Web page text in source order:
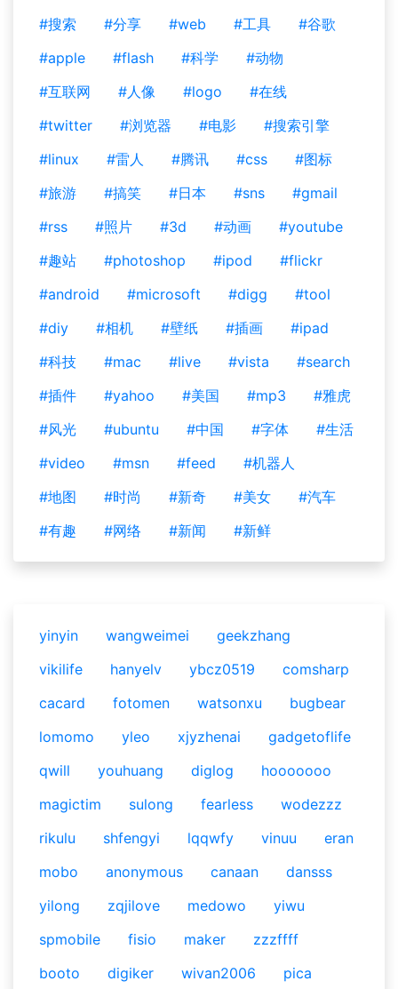
#搜索
#分享 #web #工具
#谷歌
#apple
#flash #科学
#动物
#互联网
#人像 #logo
#在线
#twitter
#浏览器 #电影
#搜索引擎
#linux
#雷人 #腾讯 #css
#图标
#旅游
#搞笑 #日本 #sns
#gmail
#rss
#照片 #3d #动画
#youtube
#趣站
#photoshop #ipod
#flickr
#android
#microsoft #digg
#tool
#diy
#相机 #壁纸 #插画
#ipad
#科技
#mac #live #vista
#search
#插件
#yahoo #美国 #mp3
#雅虎
#风光
#ubuntu #中国 #字体
#生活
#video
#msn #feed
#机器人
#地图
#时尚 #新奇 #美女
#汽车
#有趣
#网络 #新闻 #新鲜
yinyin wangweimei
geekzhang
vikilife
hanyelv ybcz0519
comsharp
cacard
fotomen watsonxu
bugbear
lomomo
yleo xjyzhenai
gadgetoflife
qwill
youhuang diglog
hooooooo
magictim
sulong fearless
wodezzz
rikulu
shfengyi lqqwfy vinuu
eran
mobo
anonymous canaan
dansss
yilong
zqjilove medowo
yiwu
spmobile
fisio maker
zzzffff
booto
digiker wivan2006
pica